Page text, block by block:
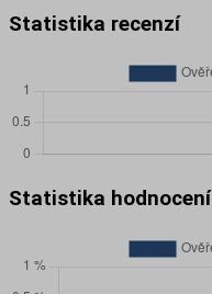
Statistika recenzí
Statistika hodnocení